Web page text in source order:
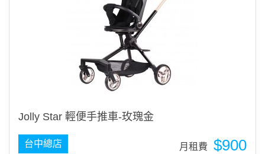
Jolly Star 輕便手推車-玫瑰金
$900
月租費
台中總店